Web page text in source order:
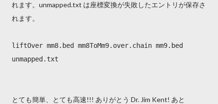
れます。unmapped.txt は座標変換が失敗したエントリが保存さ
れます。
liftOver mm8.bed mm8ToMm9.over.chain mm9.bed
unmapped.txt
とても簡単、とても高速!!! ありがとう Dr. Jim Kent! あと